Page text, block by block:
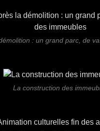
: un grand parc, de
La construction des